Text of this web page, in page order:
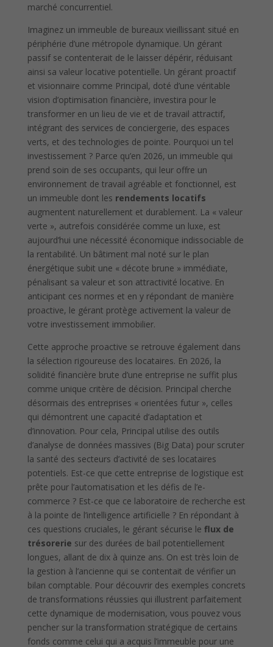
marché concurrentiel.
Imaginez un immeuble de bureaux vieillissant situé en
périphérie d’une métropole dynamique. Un gérant
passif se contenterait de le laisser dépérir, réduisant
ainsi sa valeur locative potentielle. Un gérant proactif
et visionnaire comme Principal, doté d’une véritable
vision d’optimisation financière, investira pour le
transformer en un lieu de vie et de travail attractif,
intégrant des services de conciergerie, des espaces
verts, et des technologies de pointe. Pourquoi un tel
investissement ? Parce qu’en 2026, un immeuble qui
prend soin de ses occupants, qui leur offre un
environnement de travail agréable et fonctionnel, est
un immeuble dont les rendements locatifs
augmentent naturellement et durablement. La « valeur
verte », autrefois considérée comme un luxe, est
aujourd’hui une nécessité économique indissociable de
la rentabilité. Un bâtiment mal noté sur le plan
énergétique subit une « décote brune » immédiate,
pénalisant sa valeur et son attractivité locative. En
anticipant ces normes et en y répondant de manière
proactive, le gérant protège activement la valeur de
votre investissement immobilier.
Cette approche proactive se retrouve également dans
la sélection rigoureuse des locataires. En 2026, la
solidité financière brute d’une entreprise ne suffit plus
comme unique critère de décision. Principal cherche
désormais des entreprises « orientées futur », celles
qui démontrent une capacité d’adaptation et
d’innovation. Pour cela, Principal utilise des outils
d’analyse de données massives (Big Data) pour scruter
la santé des secteurs d’activité de ses locataires
potentiels. Est-ce que cette entreprise de logistique est
prête pour l’automatisation et les défis de l’e-
commerce ? Est-ce que ce laboratoire de recherche est
à la pointe de l’intelligence artificielle ? En répondant à
ces questions cruciales, le gérant sécurise le flux de
trésorerie sur des durées de bail potentiellement
longues, allant de dix à quinze ans. On est très loin de
la gestion à l’ancienne qui se contentait de vérifier un
bilan comptable. Pour découvrir des exemples concrets
de transformations réussies qui illustrent parfaitement
cette dynamique de modernisation, vous pouvez vous
pencher sur la transformation stratégique de certains
fonds comme celui qui a acquis l’immeuble pour une